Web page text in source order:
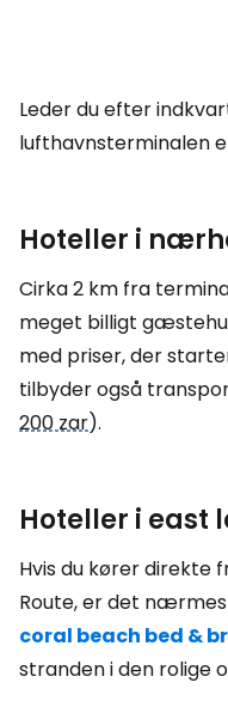
Leder du efter
lufthavnsterminalen
Hoteller i
Cirka 2 km fra
meget billigt
med priser, der
tilbyder også
200 zar).
Hoteller i east
Hvis du kører direkte
Route, er det
coral beach bed &
stranden i den rolige